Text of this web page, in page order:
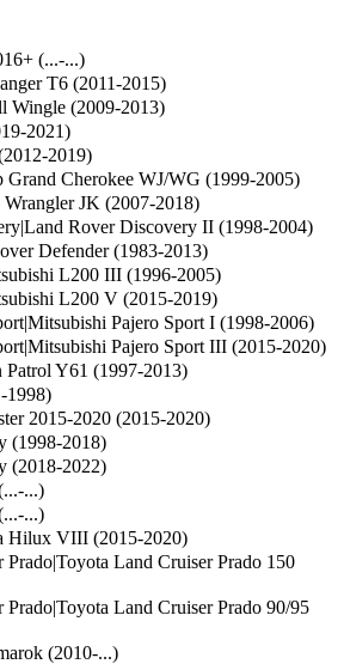
(...-...)
T6 (2011-2015)
Wingle (2009-2013)
2021)
2019)
Grand Cherokee WJ/WG (1999-2005)
Wrangler JK (2007-2018)
Rover Discovery II (1998-2004)
Defender (1983-2013)
L200 III (1996-2005)
L200 V (2015-2019)
Pajero Sport I (1998-2006)
Pajero Sport III (2015-2020)
Patrol Y61 (1997-2013)
1998)
2015-2020 (2015-2020)
(1998-2018)
(2018-2022)
...)
...)
Hilux VIII (2015-2020)
Prado|Toyota Land Cruiser Prado 150
Prado|Toyota Land Cruiser Prado 90/95
(2010-...)